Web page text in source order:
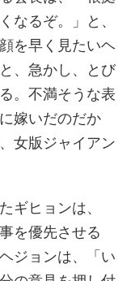
なるぞ。」と、
を早く見たいヘ
、急かし、とび
。不満そうな表
嫁いだのだか
女版ジャイアン
ギヒョンは、
を優先させる
ジョンは、「い